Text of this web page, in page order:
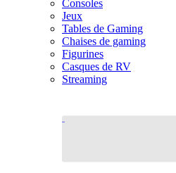
Consoles
Jeux
Tables de Gaming
Chaises de gaming
Figurines
Casques de RV
Streaming